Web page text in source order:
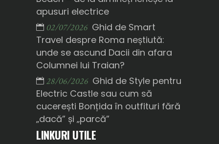
apusuri electrice
02/07/2026 Ghid de Smart
Travel despre Roma neștiută:
unde se ascund Dacii din afara
Columnei lui Traian?
28/06/2026 Ghid de Style pentru
Electric Castle sau cum să
cucerești Bonțida în outfituri fără
„dacă” și „parcă”
LINKURI UTILE